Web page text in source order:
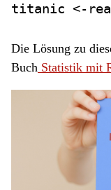
titanic <-
Die Lösung zu
Buch Statistik mit